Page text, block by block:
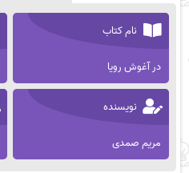
نام کتاب
در آغوش رویا
نویسنده
مریم صمدی